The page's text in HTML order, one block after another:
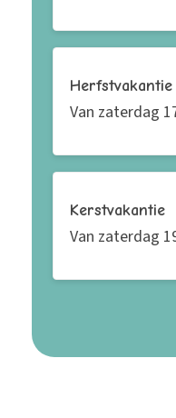
Herfstvakantie
Van zaterdag 17
Kerstvakantie
Van zaterdag 19